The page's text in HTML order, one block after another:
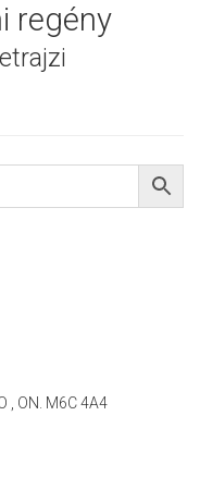
regény
, ON. M6C 4A4